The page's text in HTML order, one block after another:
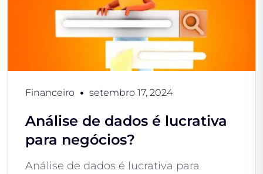
Financeiro setembro 17, 2024
Análise de dados é lucrativa
para negócios?
Análise de dados é lucrativa para